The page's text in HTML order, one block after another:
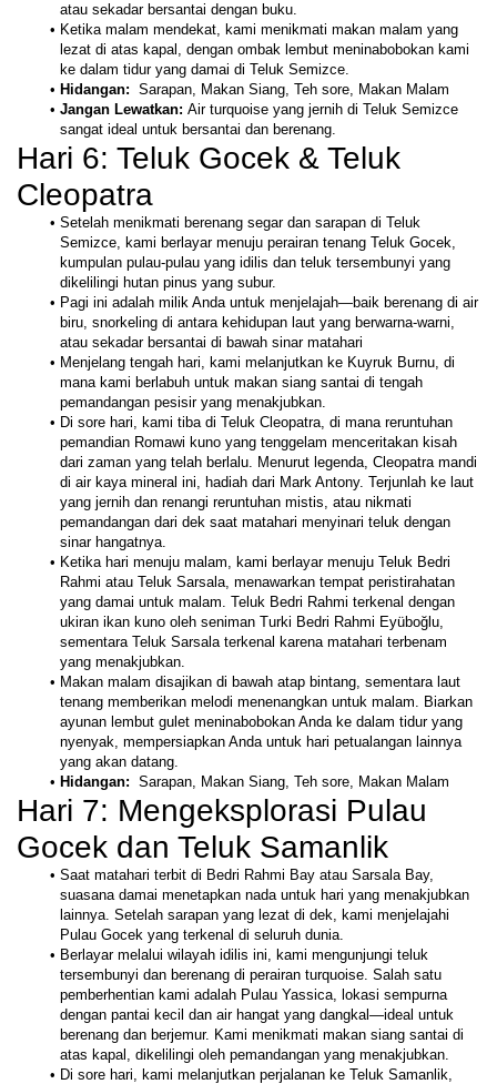
atau sekadar bersantai dengan buku.
Ketika malam mendekat, kami menikmati makan malam yang
lezat di atas kapal, dengan ombak lembut meninabobokan kami
ke dalam tidur yang damai di Teluk Semizce.
Hidangan: Sarapan, Makan Siang, Teh sore, Makan Malam
Jangan Lewatkan: Air turquoise yang jernih di Teluk Semizce
sangat ideal untuk bersantai dan berenang.
Hari 6: Teluk Gocek & Teluk
Cleopatra
Setelah menikmati berenang segar dan sarapan di Teluk
Semizce, kami berlayar menuju perairan tenang Teluk Gocek,
kumpulan pulau-pulau yang idilis dan teluk tersembunyi yang
dikelilingi hutan pinus yang subur.
Pagi ini adalah milik Anda untuk menjelajah—baik berenang di air
biru, snorkeling di antara kehidupan laut yang berwarna-warni,
atau sekadar bersantai di bawah sinar matahari
Menjelang tengah hari, kami melanjutkan ke Kuyruk Burnu, di
mana kami berlabuh untuk makan siang santai di tengah
pemandangan pesisir yang menakjubkan.
Di sore hari, kami tiba di Teluk Cleopatra, di mana reruntuhan
pemandian Romawi kuno yang tenggelam menceritakan kisah
dari zaman yang telah berlalu. Menurut legenda, Cleopatra mandi
di air kaya mineral ini, hadiah dari Mark Antony. Terjunlah ke laut
yang jernih dan renangi reruntuhan mistis, atau nikmati
pemandangan dari dek saat matahari menyinari teluk dengan
sinar hangatnya.
Ketika hari menuju malam, kami berlayar menuju Teluk Bedri
Rahmi atau Teluk Sarsala, menawarkan tempat peristirahatan
yang damai untuk malam. Teluk Bedri Rahmi terkenal dengan
ukiran ikan kuno oleh seniman Turki Bedri Rahmi Eyüboğlu,
sementara Teluk Sarsala terkenal karena matahari terbenam
yang menakjubkan.
Makan malam disajikan di bawah atap bintang, sementara laut
tenang memberikan melodi menenangkan untuk malam. Biarkan
ayunan lembut gulet meninabobokan Anda ke dalam tidur yang
nyenyak, mempersiapkan Anda untuk hari petualangan lainnya
yang akan datang.
Hidangan: Sarapan, Makan Siang, Teh sore, Makan Malam
Hari 7: Mengeksplorasi Pulau
Gocek dan Teluk Samanlik
Saat matahari terbit di Bedri Rahmi Bay atau Sarsala Bay,
suasana damai menetapkan nada untuk hari yang menakjubkan
lainnya. Setelah sarapan yang lezat di dek, kami menjelajahi
Pulau Gocek yang terkenal di seluruh dunia.
Berlayar melalui wilayah idilis ini, kami mengunjungi teluk
tersembunyi dan berenang di perairan turquoise. Salah satu
pemberhentian kami adalah Pulau Yassica, lokasi sempurna
dengan pantai kecil dan air hangat yang dangkal—ideal untuk
berenang dan berjemur. Kami menikmati makan siang santai di
atas kapal, dikelilingi oleh pemandangan yang menakjubkan.
Di sore hari, kami melanjutkan perjalanan ke Teluk Samanlik,